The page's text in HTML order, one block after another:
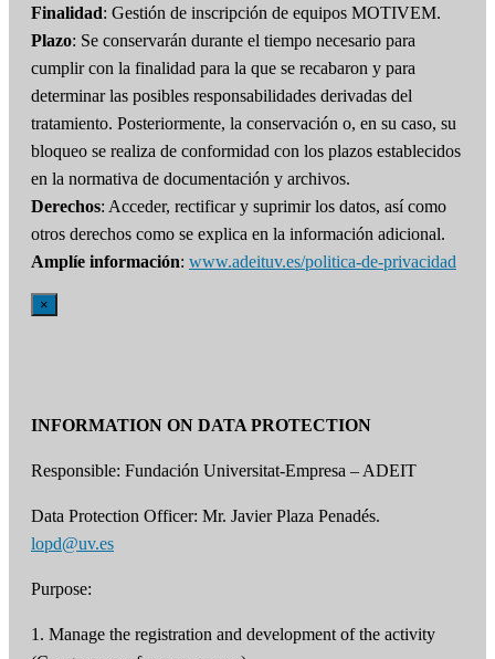
Finalidad: Gestión de inscripción de equipos MOTIVEM.
Plazo: Se conservarán durante el tiempo necesario para
cumplir con la finalidad para la que se recabaron y para
determinar las posibles responsabilidades derivadas del
tratamiento. Posteriormente, la conservación o, en su caso, su
bloqueo se realiza de conformidad con los plazos establecidos
en la normativa de documentación y archivos.
Derechos: Acceder, rectificar y suprimir los datos, así como
otros derechos como se explica en la información adicional.
Amplíe información: www.adeituv.es/politica-de-privacidad
×
INFORMATION ON DATA PROTECTION
Responsible: Fundación Universitat-Empresa – ADEIT
Data Protection Officer: Mr. Javier Plaza Penadés.
lopd@uv.es
Purpose:
1. Manage the registration and development of the activity